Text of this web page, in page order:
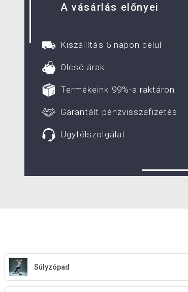
A vásárlás előnyei
Kiszállítás 5 napon belül
Olcsó árak
Termékeink 99%-a raktáron
Garantált pénzvisszafizetés
Ügyfélszolgálat
Súlyzópad